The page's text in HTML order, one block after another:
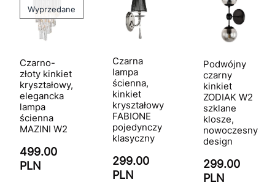
Wyprzedane
Czarno-
złoty kinkiet
kryształowy,
elegancka
lampa
ścienna
MAZINI W2
499.00
PLN
Czarna
lampa
ścienna,
kinkiet
kryształowy
FABIONE
pojedynczy
klasyczny
299.00
PLN
Podwójny
czarny
kinkiet
ZODIAK W2
szklane
klosze,
nowoczesny
design
299.00
PLN